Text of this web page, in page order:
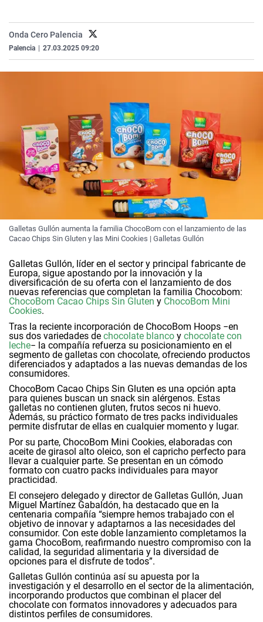
Operación Viuda
Navarra
Onda Cero Palencia
Palencia 27.03.2025 09:20
Galletas Gullón aumenta la familia ChocoBom con el lanzamiento de las
Cacao Chips Sin Gluten y las Mini Cookies | Galletas Gullón
Galletas Gullón, líder en el sector y principal fabricante de
Europa, sigue apostando por la innovación y la
diversificación de su oferta con el lanzamiento de dos
nuevas referencias que completan la familia Chocobom:
ChocoBom Cacao Chips Sin Gluten y ChocoBom Mini
Cookies.
Tras la reciente incorporación de ChocoBom Hoops −en
sus dos variedades de chocolate blanco y chocolate con
leche− la compañía refuerza su posicionamiento en el
segmento de galletas con chocolate, ofreciendo productos
diferenciados y adaptados a las nuevas demandas de los
consumidores.
ChocoBom Cacao Chips Sin Gluten es una opción apta
para quienes buscan un snack sin alérgenos. Estas
galletas no contienen gluten, frutos secos ni huevo.
Además, su práctico formato de tres packs individuales
permite disfrutar de ellas en cualquier momento y lugar.
Por su parte, ChocoBom Mini Cookies, elaboradas con
aceite de girasol alto oleico, son el capricho perfecto para
llevar a cualquier parte. Se presentan en un cómodo
formato con cuatro packs individuales para mayor
practicidad.
El consejero delegado y director de Galletas Gullón, Juan
Miguel Martínez Gabaldón, ha destacado que en la
centenaria compañía “siempre hemos trabajado con el
objetivo de innovar y adaptarnos a las necesidades del
consumidor. Con este doble lanzamiento completamos la
gama ChocoBom, reafirmando nuestro compromiso con la
calidad, la seguridad alimentaria y la diversidad de
opciones para el disfrute de todos”.
Galletas Gullón continúa así su apuesta por la
investigación y el desarrollo en el sector de la alimentación,
incorporando productos que combinan el placer del
chocolate con formatos innovadores y adecuados para
distintos perfiles de consumidores.